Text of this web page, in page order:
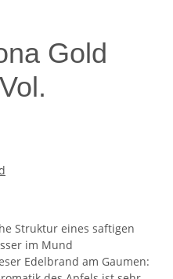
Gold
Struktur eines saftigen
im Mund
Edelbrand am Gaumen: